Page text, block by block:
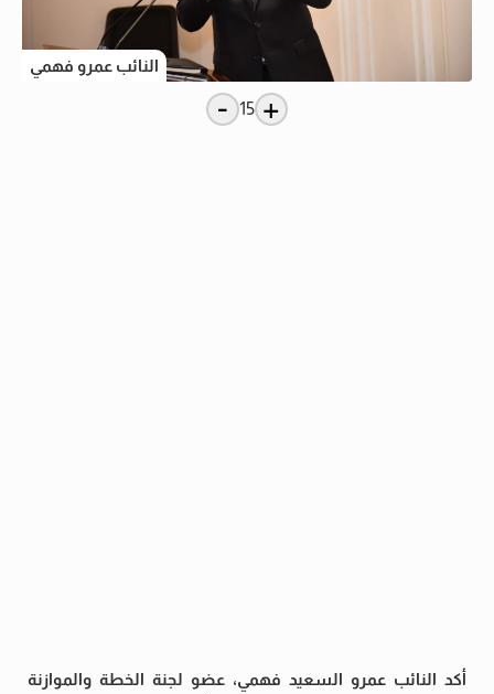
النائب عمرو فهمي
+
15
-
أكد النائب عمرو السعيد فهمي، عضو لجنة الخطة والموازنة